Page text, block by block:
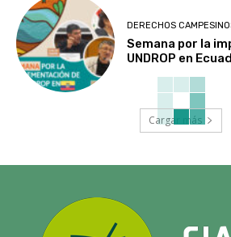
DERECHOS
Semana por la
UNDROP en
Cargar más